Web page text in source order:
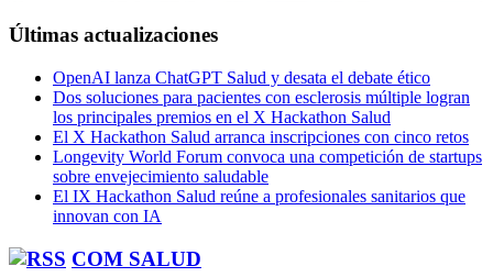
Últimas actualizaciones
OpenAI lanza ChatGPT Salud y desata el debate ético
Dos soluciones para pacientes con esclerosis múltiple logran
los principales premios en el X Hackathon Salud
El X Hackathon Salud arranca inscripciones con cinco retos
Longevity World Forum convoca una competición de startups
sobre envejecimiento saludable
El IX Hackathon Salud reúne a profesionales sanitarios que
innovan con IA
COM SALUD